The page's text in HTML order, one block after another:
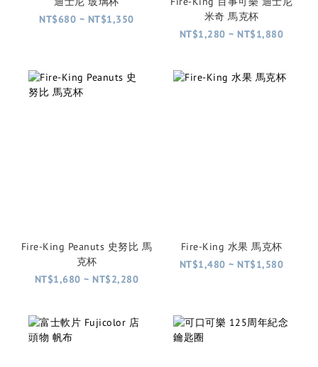
NT$680 ~ NT$1,350
米奇 馬克杯
NT$1,280 ~ NT$1,880
Fire-King Peanuts 史努比 馬
克杯
NT$1,680 ~ NT$2,280
Fire-King 水果 馬克杯
NT$1,480 ~ NT$1,580